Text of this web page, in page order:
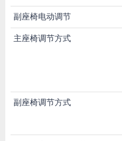
副座椅电动调节
主座椅调节方式
副座椅调节方式